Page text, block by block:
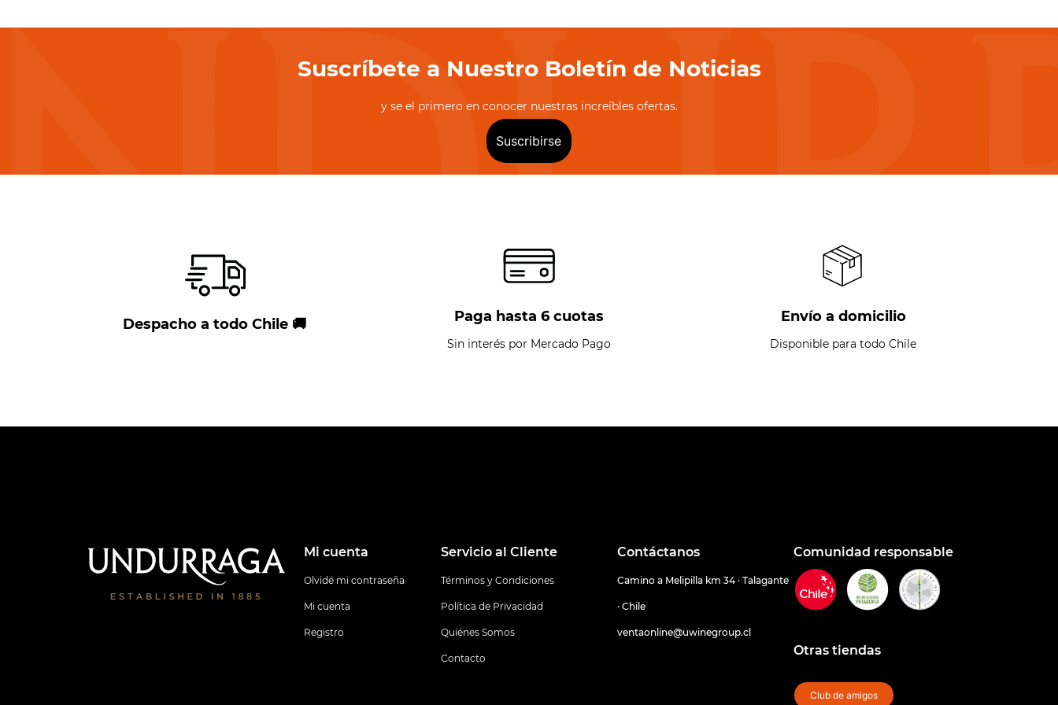
Suscríbete a Nuestro Boletín de Noticias
y se el primero en conocer nuestras increíbles ofertas.
Suscribirse
Despacho a todo Chile 🚚 Paga hasta 6 cuotas
Sin interés por Mercado Pago
Envío a domicilio
Disponible para todo Chile
Mi cuenta
Olvidé mi contraseña
Mi cuenta
Registro
Servicio al Cliente
Términos y Condiciones
Política de Privacidad
Quiénes Somos
Contacto
Contáctanos
Camino a Melipilla km 34 · Talagante
· Chile
ventaonline@uwinegroup.cl
Comunidad responsable
Otras tiendas
Club de amigos